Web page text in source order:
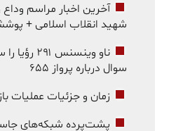
آخرین اخبار مراسم
شهید انقلاب اسلامی +
سوال درباره پرواز ۶۵۵
زمان و جزئیات عملیات
پشت‌پرده شبکه‌های